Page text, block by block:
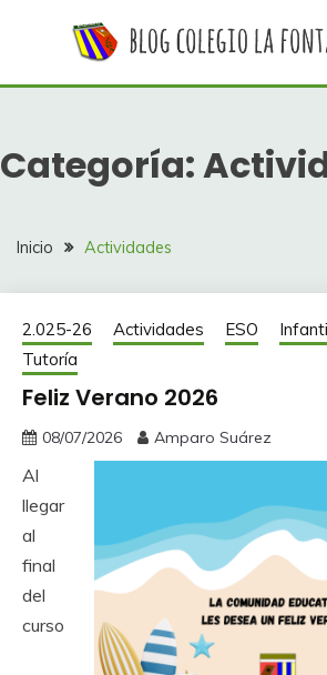
COLEGIO LA
FONTAINE
colegio La Fontaine
Categoría:
Inicio Actividades
2.025-26 Actividades ESO
Tutoría
Feliz Verano 2026
08/07/2026 Amparo Suárez
Al
llegar
al
final
del
curso